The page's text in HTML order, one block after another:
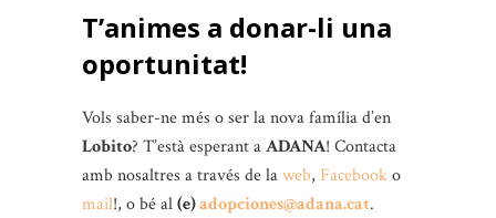
T’animes a donar-li una
oportunitat!
Vols saber-ne més o ser la nova família d’en
Lobito? T’està esperant aADANA! Contacta
amb nosaltres a través de laweb, Facebooko
mail!, o bé al(e)adopciones@adana.cat.